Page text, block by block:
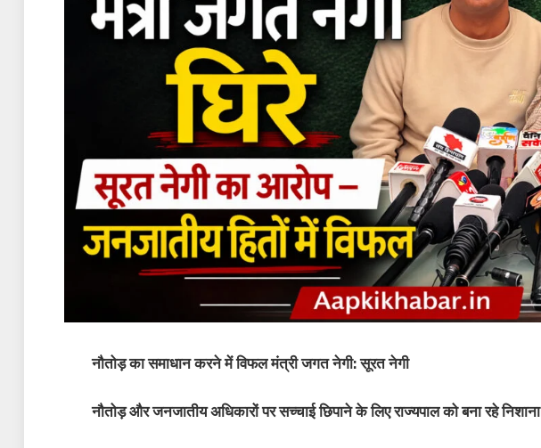
नौतोड़ का समाधान करने में विफल मंत्री जगत नेगी: सूरत नेगी
नौतोड़ और जनजातीय अधिकारों पर सच्चाई छिपाने के लिए राज्यपाल को बना रहे निशाना